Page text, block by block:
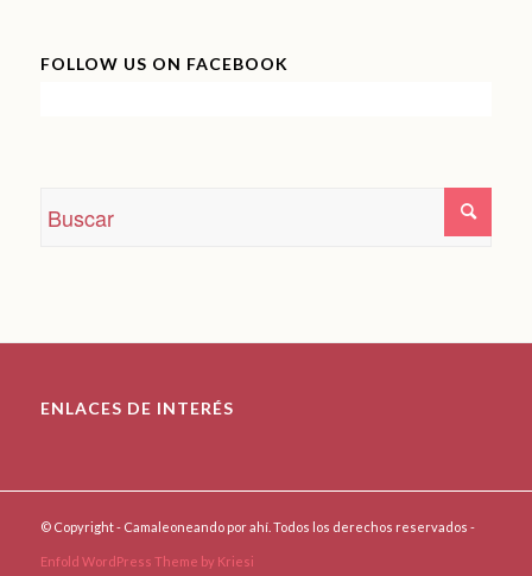
FOLLOW US ON FACEBOOK
ENLACES DE INTERÉS
© Copyright - Camaleoneando por ahí. Todos los derechos reservados -
Enfold WordPress Theme by Kriesi